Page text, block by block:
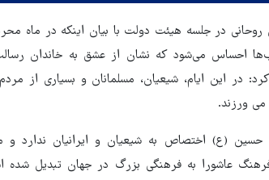
در جلسه هیئت دولت با بیان اینکه در ماه
احساس می‌شود که نشان از عشق به خاندان رسالت
این ایام، شیعیان، مسلمانان و بسیاری از
ورزند.
حسین (ع) اختصاص به شیعیان و ایرانیان
فرهنگ عاشورا به فرهنگی بزرگ در جهان تبدیل